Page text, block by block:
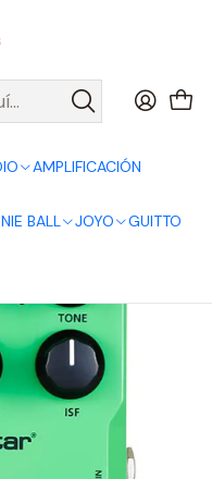
AMPLIFICACIÓN
BALL JOYO GUITTO
urbano, Colina o
Pedales de Guitarra
Pedal LT DUAL